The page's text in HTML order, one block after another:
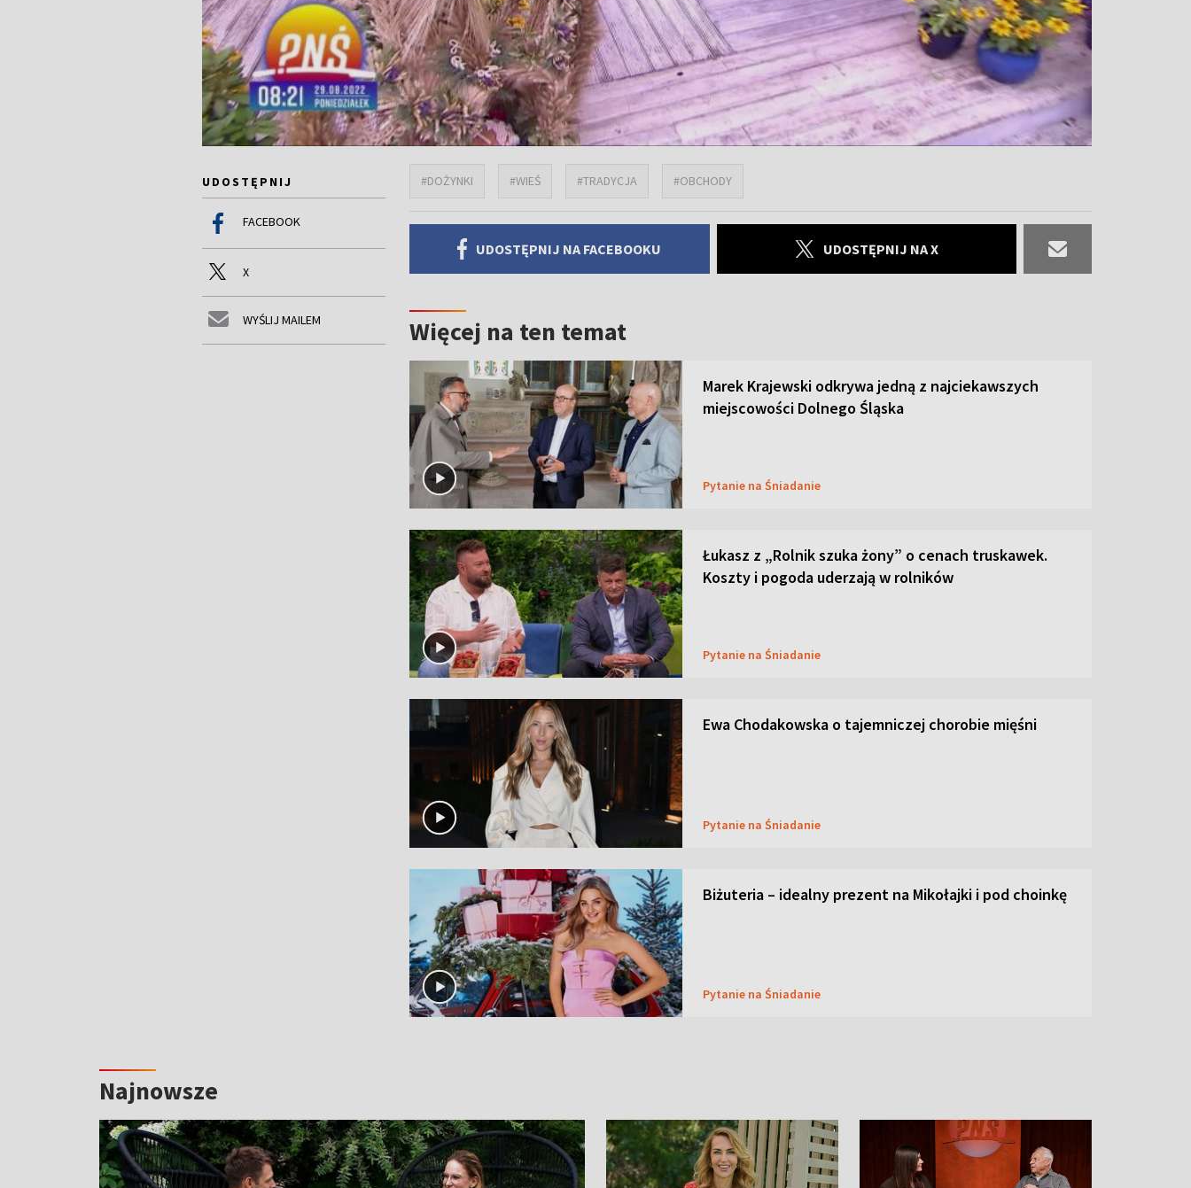
UDOSTĘPNIJ
FACEBOOK
X
WYŚLIJ MAILEM
#DOŻYNKI #WIEŚ #TRADYCJA #OBCHODY
UDOSTĘPNIJ NA FACEBOOKU UDOSTĘPNIJ NA X
Więcej na ten temat
Marek Krajewski odkrywa jedną z najciekawszych
miejscowości Dolnego Śląska
Pytanie na Śniadanie
Łukasz z „Rolnik szuka żony” o cenach truskawek.
Koszty i pogoda uderzają w rolników
Pytanie na Śniadanie
Ewa Chodakowska o tajemniczej chorobie mięśni
Pytanie na Śniadanie
Biżuteria – idealny prezent na Mikołajki i pod choinkę
Pytanie na Śniadanie
Najnowsze